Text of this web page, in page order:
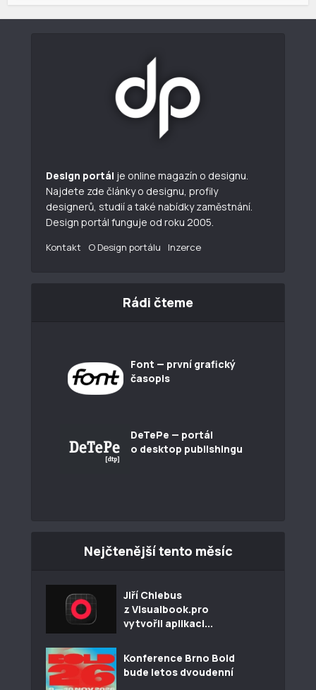
Design portál je online magazín o designu.
Najdete zde články o designu, profily
designerů, studií a také nabídky zaměstnání.
Design portál funguje od roku 2005.
Kontakt O Design portálu Inzerce
Rádi čteme
Font — první grafický
časopis
DeTePe — portál
o desktop publishingu
Nejčtenější tento měsíc
Jiří Chlebus
z Visualbook.pro
vytvořil aplikaci...
Konference Brno Bold
bude letos dvoudenní